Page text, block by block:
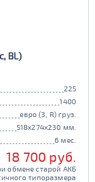
BL)
225
1400
евро (3, R) груз.
518x274x230 мм.
6 мес.
18 700 руб.
обмене старой АКБ
типоразмера